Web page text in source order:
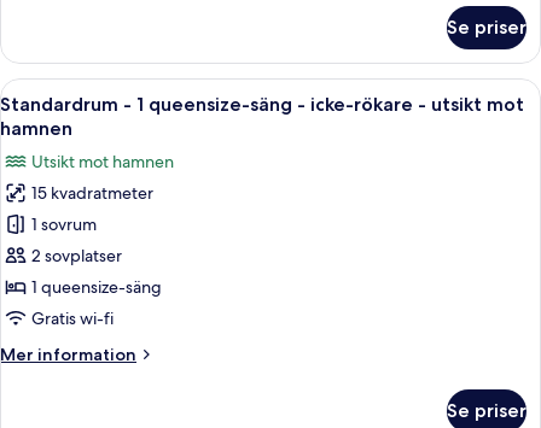
icke-
rökare
-
havsutsikt
rum
1
queensize-
-
icke-
rökare
havsutsikt
Se priser
Öppna
alla
för
Standardrum
-
1
queensize-
säng
icke-
Ett modernt rum med två svarta
10
Standardrum - 1 queensize-säng - icke-rökare - utsikt mot
hamnen
Utsikt mot hamnen
15 kvadratmeter
1 sovrum
2 sovplatser
1 queensize-säng
Gratis wi-fi
Mer information
Mer
Se priser